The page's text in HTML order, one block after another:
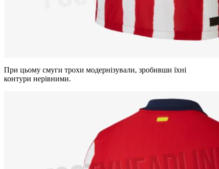
При цьому смуги трохи модернізували, зробивши їхні
контури нерівними.